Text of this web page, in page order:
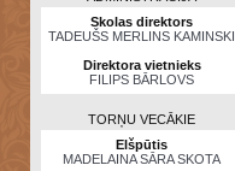
Skolas direktors
TADEUŠS MERLINS KAMINSKI
Direktora vietnieks
FILIPS BĀRLOVS
TORŅU VECĀKIE
Elšpūtis
MADELAINA SĀRA SKOTA